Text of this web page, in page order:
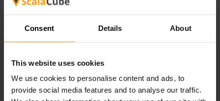
Consent Details About
This website uses cookies
We use cookies to personalise content and ads, to
provide social media features and to analyse our traffic.